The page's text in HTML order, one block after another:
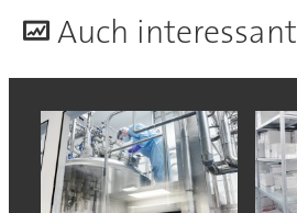
Auch interessant